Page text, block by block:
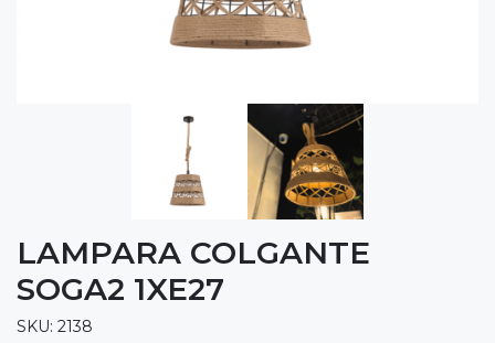
LAMPARA COLGANTE
SOGA2 1XE27
SKU: 2138